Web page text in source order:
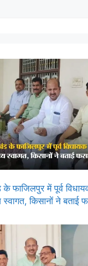
फाजिलपुर में पूर्व
स्वागत, किसानों ने